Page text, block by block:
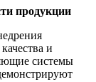
продукции
и
системы